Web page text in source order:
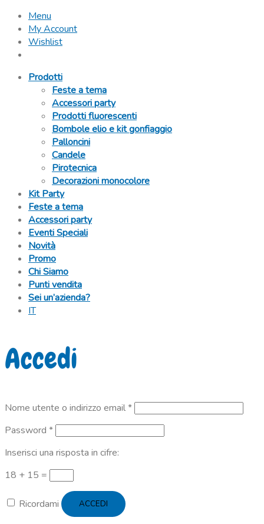
Menu
My Account
Wishlist
Prodotti
Feste a tema
Accessori party
Prodotti fluorescenti
Bombole elio e kit gonfiaggio
Palloncini
Candele
Pirotecnica
Decorazioni monocolore
Kit Party
Feste a tema
Accessori party
Eventi Speciali
Novità
Promo
Chi Siamo
Punti vendita
Sei un’azienda?
IT
Accedi
Nome utente o indirizzo email*Richiesto
Password *Richiesto
Inserisci una risposta in cifre:
18 + 15 =
Ricordami ACCEDI